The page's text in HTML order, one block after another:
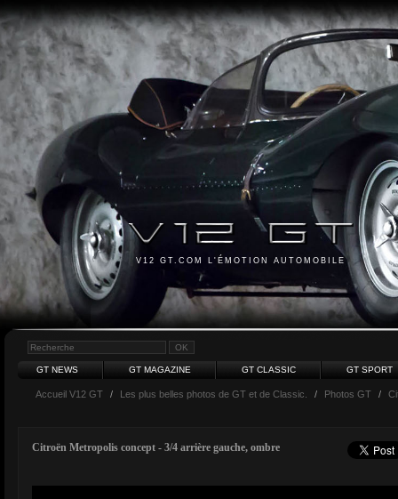
V12 GT.COM L'ÉMOTION AUTOMOBILE
GT NEWS GT MAGAZINE GT CLASSIC GT SPORT
Accueil V12 GT / Les plus belles photos de GT et de Classic. / Photos GT /
Citroën Metropolis concept - 3/4 arrière gauche, ombre